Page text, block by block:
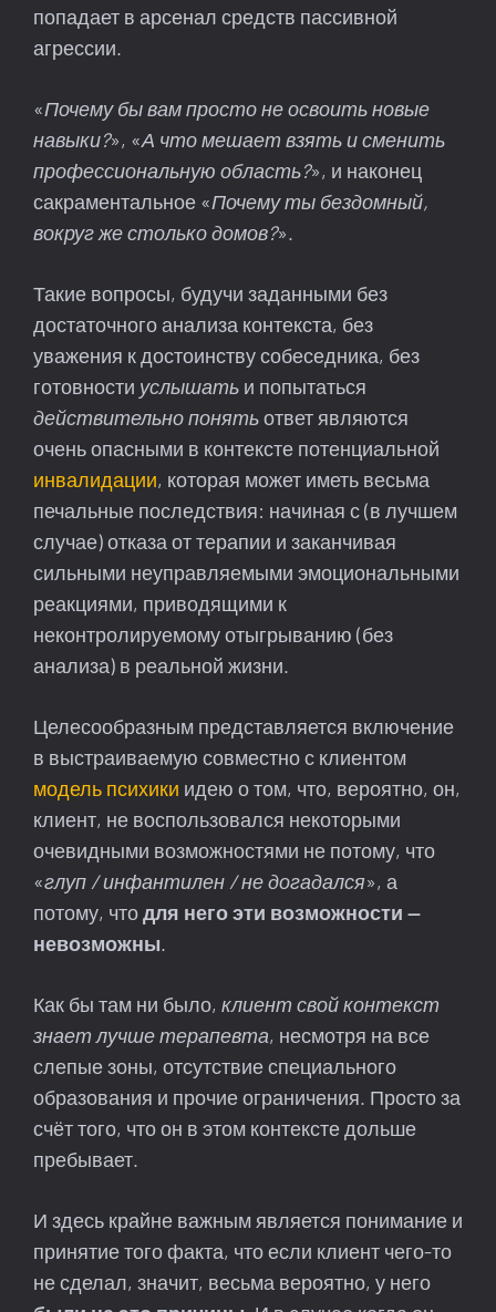
попадает в арсенал средств пассивной
агрессии.
«Почему бы вам просто не освоить новые
навыки?», «А что мешает взять и сменить
профессиональную область?», и наконец
сакраментальное «Почему ты бездомный,
вокруг же столько домов?».
Такие вопросы, будучи заданными без
достаточного анализа контекста, без
уважения к достоинству собеседника, без
готовности услышать и попытаться
действительнопонятьответ являются
очень опасными в контексте потенциальной
инвалидации, которая может иметь весьма
печальные последствия: начиная с (в лучшем
случае) отказа от терапии и заканчивая
сильными неуправляемыми эмоциональными
реакциями, приводящими к
неконтролируемому отыгрыванию (без
анализа) в реальной жизни.
Целесообразным представляется включение
в выстраиваемую совместно с клиентом
модель психики идею о том, что, вероятно, он,
клиент, не воспользовался некоторыми
очевидными возможностями не потому, что
«глуп / инфантилен / не догадался», а
потому, чтодля него эти возможности —
невозможны.
Как бы там ни было, клиент свой контекст
знает лучше терапевта, несмотря на все
слепые зоны, отсутствие специального
образования и прочие ограничения. Просто за
счёт того, что он в этом контексте дольше
пребывает.
И здесь крайне важным является понимание и
принятие того факта, что если клиент чего-то
не сделал, значит, весьма вероятно, у него